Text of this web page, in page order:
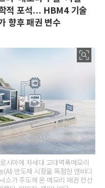
적 포석… HBM4 기술
향후 패권 변수
시마에 차세대 고대역폭메모리
반도체 시장을 독점한 엔비디
스가 주도해 온 메모리 패권 전선